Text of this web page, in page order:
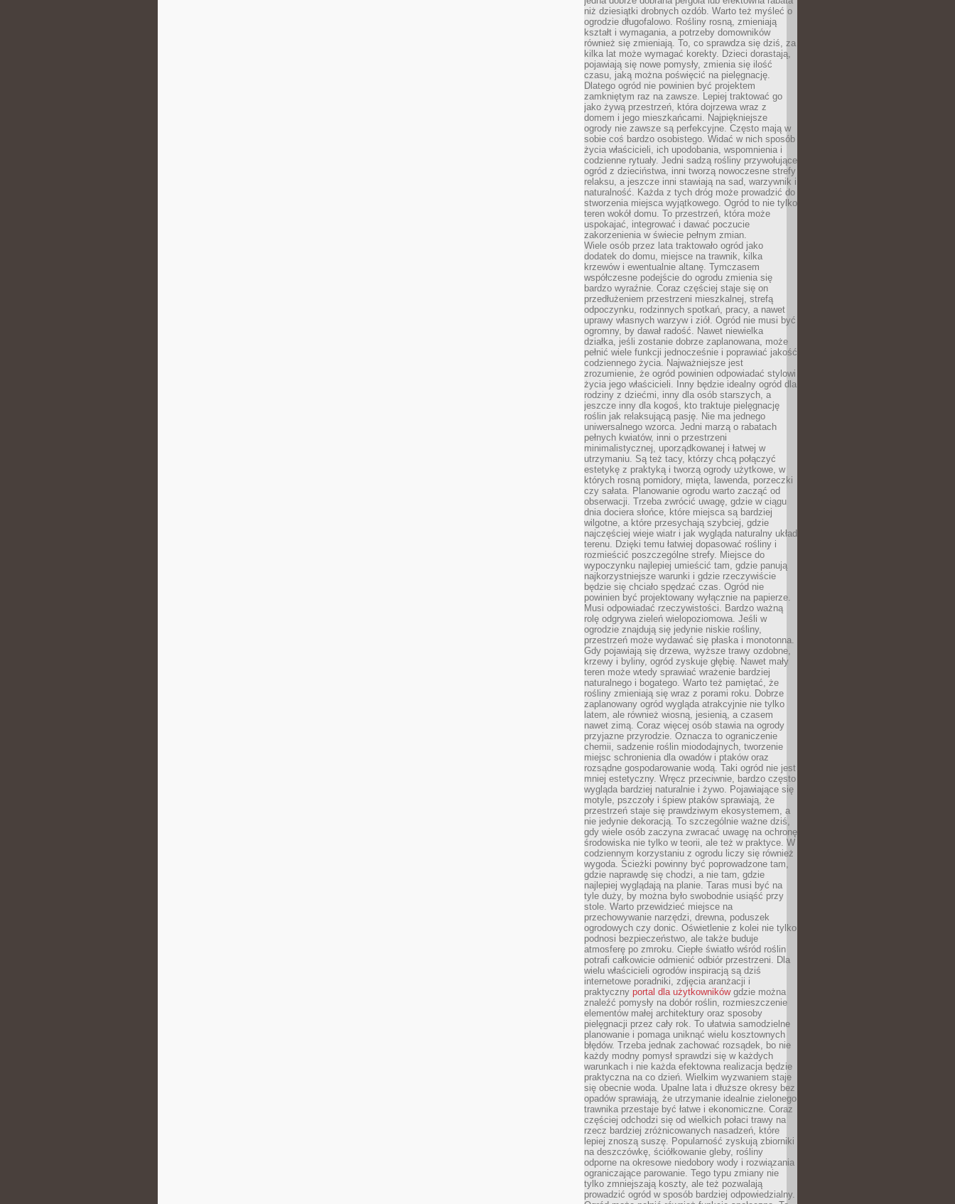
niż dziesiątki drobnych ozdób. Warto też myśleć o
ogrodzie długofalowo. Rośliny rosną, zmieniają
kształt i wymagania, a potrzeby domowników
również się zmieniają. To, co sprawdza się dziś, za
kilka lat może wymagać korekty. Dzieci dorastają,
pojawiają się nowe pomysły, zmienia się ilość
czasu, jaką można poświęcić na pielęgnację.
Dlatego ogród nie powinien być projektem
zamkniętym raz na zawsze. Lepiej traktować go
jako żywą przestrzeń, która dojrzewa wraz z
domem i jego mieszkańcami. Najpiękniejsze
ogrody nie zawsze są perfekcyjne. Często mają w
sobie coś bardzo osobistego. Widać w nich sposób
życia właścicieli, ich upodobania, wspomnienia i
codzienne rytuały. Jedni sadzą rośliny przywołujące
ogród z dzieciństwa, inni tworzą nowoczesne strefy
relaksu, a jeszcze inni stawiają na sad, warzywnik i
naturalność. Każda z tych dróg może prowadzić do
stworzenia miejsca wyjątkowego. Ogród to nie tylko
teren wokół domu. To przestrzeń, która może
uspokajać, integrować i dawać poczucie
zakorzenienia w świecie pełnym zmian.
Wiele osób przez lata traktowało ogród jako
dodatek do domu, miejsce na trawnik, kilka
krzewów i ewentualnie altanę. Tymczasem
współczesne podejście do ogrodu zmienia się
bardzo wyraźnie. Coraz częściej staje się on
przedłużeniem przestrzeni mieszkalnej, strefą
odpoczynku, rodzinnych spotkań, pracy, a nawet
uprawy własnych warzyw i ziół. Ogród nie musi być
ogromny, by dawał radość. Nawet niewielka
działka, jeśli zostanie dobrze zaplanowana, może
pełnić wiele funkcji jednocześnie i poprawiać jakość
codziennego życia. Najważniejsze jest
zrozumienie, że ogród powinien odpowiadać stylowi
życia jego właścicieli. Inny będzie idealny ogród dla
rodziny z dziećmi, inny dla osób starszych, a
jeszcze inny dla kogoś, kto traktuje pielęgnację
roślin jak relaksującą pasję. Nie ma jednego
uniwersalnego wzorca. Jedni marzą o rabatach
pełnych kwiatów, inni o przestrzeni
minimalistycznej, uporządkowanej i łatwej w
utrzymaniu. Są też tacy, którzy chcą połączyć
estetykę z praktyką i tworzą ogrody użytkowe, w
których rosną pomidory, mięta, lawenda, porzeczki
czy sałata. Planowanie ogrodu warto zacząć od
obserwacji. Trzeba zwrócić uwagę, gdzie w ciągu
dnia dociera słońce, które miejsca są bardziej
wilgotne, a które przesychają szybciej, gdzie
najczęściej wieje wiatr i jak wygląda naturalny układ
terenu. Dzięki temu łatwiej dopasować rośliny i
rozmieścić poszczególne strefy. Miejsce do
wypoczynku najlepiej umieścić tam, gdzie panują
najkorzystniejsze warunki i gdzie rzeczywiście
będzie się chciało spędzać czas. Ogród nie
powinien być projektowany wyłącznie na papierze.
Musi odpowiadać rzeczywistości. Bardzo ważną
rolę odgrywa zieleń wielopoziomowa. Jeśli w
ogrodzie znajdują się jedynie niskie rośliny,
przestrzeń może wydawać się płaska i monotonna.
Gdy pojawiają się drzewa, wyższe trawy ozdobne,
krzewy i byliny, ogród zyskuje głębię. Nawet mały
teren może wtedy sprawiać wrażenie bardziej
naturalnego i bogatego. Warto też pamiętać, że
rośliny zmieniają się wraz z porami roku. Dobrze
zaplanowany ogród wygląda atrakcyjnie nie tylko
latem, ale również wiosną, jesienią, a czasem
nawet zimą. Coraz więcej osób stawia na ogrody
przyjazne przyrodzie. Oznacza to ograniczenie
chemii, sadzenie roślin miododajnych, tworzenie
miejsc schronienia dla owadów i ptaków oraz
rozsądne gospodarowanie wodą. Taki ogród nie jest
mniej estetyczny. Wręcz przeciwnie, bardzo często
wygląda bardziej naturalnie i żywo. Pojawiające się
motyle, pszczoły i śpiew ptaków sprawiają, że
przestrzeń staje się prawdziwym ekosystemem, a
nie jedynie dekoracją. To szczególnie ważne dziś,
gdy wiele osób zaczyna zwracać uwagę na ochronę
środowiska nie tylko w teorii, ale też w praktyce. W
codziennym korzystaniu z ogrodu liczy się również
wygoda. Ścieżki powinny być poprowadzone tam,
gdzie naprawdę się chodzi, a nie tam, gdzie
najlepiej wyglądają na planie. Taras musi być na
tyle duży, by można było swobodnie usiąść przy
stole. Warto przewidzieć miejsce na
przechowywanie narzędzi, drewna, poduszek
ogrodowych czy donic. Oświetlenie z kolei nie tylko
podnosi bezpieczeństwo, ale także buduje
atmosferę po zmroku. Ciepłe światło wśród roślin
potrafi całkowicie odmienić odbiór przestrzeni. Dla
wielu właścicieli ogrodów inspiracją są dziś
internetowe poradniki, zdjęcia aranżacji i
praktyczny portal dla użytkownikówgdzie można
znaleźć pomysły na dobór roślin, rozmieszczenie
elementów małej architektury oraz sposoby
pielęgnacji przez cały rok. To ułatwia samodzielne
planowanie i pomaga uniknąć wielu kosztownych
błędów. Trzeba jednak zachować rozsądek, bo nie
każdy modny pomysł sprawdzi się w każdych
warunkach i nie każda efektowna realizacja będzie
praktyczna na co dzień. Wielkim wyzwaniem staje
się obecnie woda. Upalne lata i dłuższe okresy bez
opadów sprawiają, że utrzymanie idealnie zielonego
trawnika przestaje być łatwe i ekonomiczne. Coraz
częściej odchodzi się od wielkich połaci trawy na
rzecz bardziej zróżnicowanych nasadzeń, które
lepiej znoszą suszę. Popularność zyskują zbiorniki
na deszczówkę, ściółkowanie gleby, rośliny
odporne na okresowe niedobory wody i rozwiązania
ograniczające parowanie. Tego typu zmiany nie
tylko zmniejszają koszty, ale też pozwalają
prowadzić ogród w sposób bardziej odpowiedzialny.